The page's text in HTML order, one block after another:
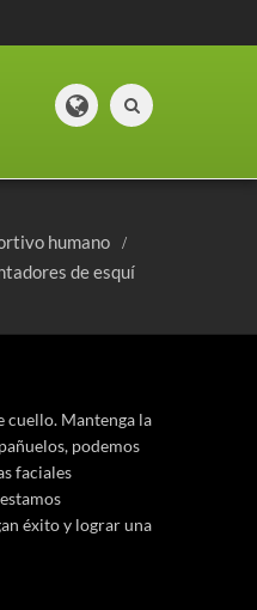
humano
de esquí
cuello. Mantenga la
podemos
faciales
éxito y lograr una